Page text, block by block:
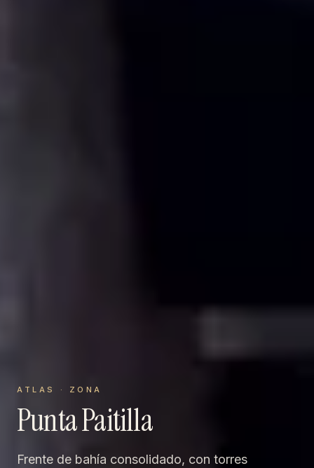
ATLAS · ZONA
Punta Paitilla
Frente de bahía consolidado, con torres